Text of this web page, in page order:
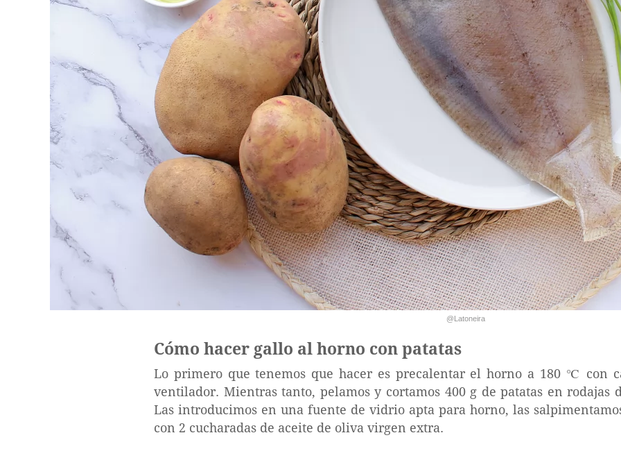
@Latoneira
Cómo hacer gallo al horno con patatas
Lo primero que tenemos que hacer es precalentar el horno a 180 ℃ con
ventilador. Mientras tanto, pelamos y cortamos 400 g de patatas en rodajas
Las introducimos en una fuente de vidrio apta para horno, las
con 2 cucharadas de aceite de oliva virgen extra.